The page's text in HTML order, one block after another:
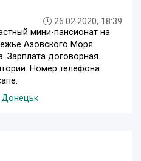
26.02.2020, 18:39
мини-пансионат на
Азовского Моря.
Зарплата договорная.
Номер телефона
Донецьк